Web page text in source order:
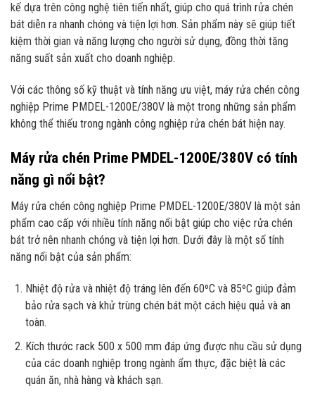
kế dựa trên công nghệ tiên tiến nhất, giúp cho quá trình rửa chén
bát diễn ra nhanh chóng và tiện lợi hơn. Sản phẩm này sẽ giúp tiết
kiệm thời gian và năng lượng cho người sử dụng, đồng thời tăng
năng suất sản xuất cho doanh nghiệp.
Với các thông số kỹ thuật và tính năng ưu việt, máy rửa chén công
nghiệp Prime PMDEL-1200E/380V là một trong những sản phẩm
không thể thiếu trong ngành công nghiệp rửa chén bát hiện nay.
Máy rửa chén Prime PMDEL-1200E/380V có tính
năng gì nổi bật?
Máy rửa chén công nghiệp Prime PMDEL-1200E/380V là một sản
phẩm cao cấp với nhiều tính năng nổi bật giúp cho việc rửa chén
bát trở nên nhanh chóng và tiện lợi hơn. Dưới đây là một số tính
năng nổi bật của sản phẩm:
Nhiệt độ rửa và nhiệt độ tráng lên đến 60ºC và 85ºC giúp đảm
bảo rửa sạch và khử trùng chén bát một cách hiệu quả và an
toàn.
Kích thước rack 500 x 500 mm đáp ứng được nhu cầu sử dụng
của các doanh nghiệp trong ngành ẩm thực, đặc biệt là các
quán ăn, nhà hàng và khách sạn.